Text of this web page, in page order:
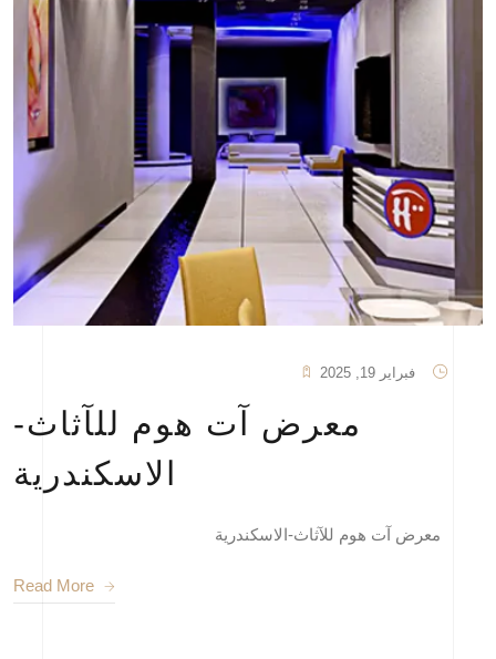
فبراير 19, 2025
معرض آت هوم للآثاث-
الاسكندرية
معرض آت هوم للآثاث-الاسكندرية
Read More